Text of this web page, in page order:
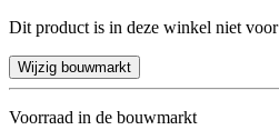
Dit product is in deze winkel niet
Wijzig bouwmarkt
Voorraad in de bouwmarkt